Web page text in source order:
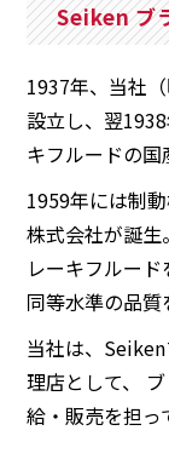
Seiken ブ
1937年、当社
設立し、翌
キフルードの国
1959年には制
株式会社が誕
レーキフルー
同等水準の品質
当社は、
理店として、
給・販売を担っ